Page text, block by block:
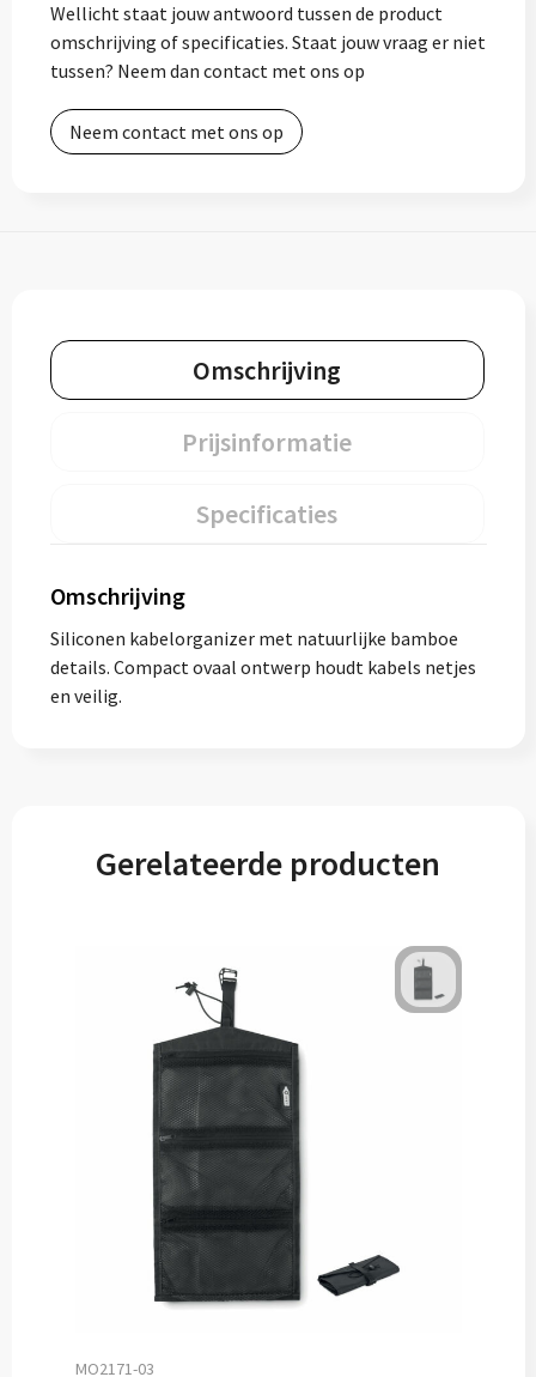
Wellicht staat jouw antwoord tussen de product
omschrijving of specificaties. Staat jouw vraag er niet
tussen? Neem dan contact met ons op
Neem contact met ons op
Omschrijving
Prijsinformatie
Specificaties
Omschrijving
Siliconen kabelorganizer met natuurlijke bamboe
details. Compact ovaal ontwerp houdt kabels netjes
en veilig.
Gerelateerde producten
MO2171-03